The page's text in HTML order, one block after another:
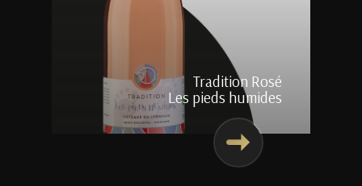
Tradition Rosé
Les pieds humides